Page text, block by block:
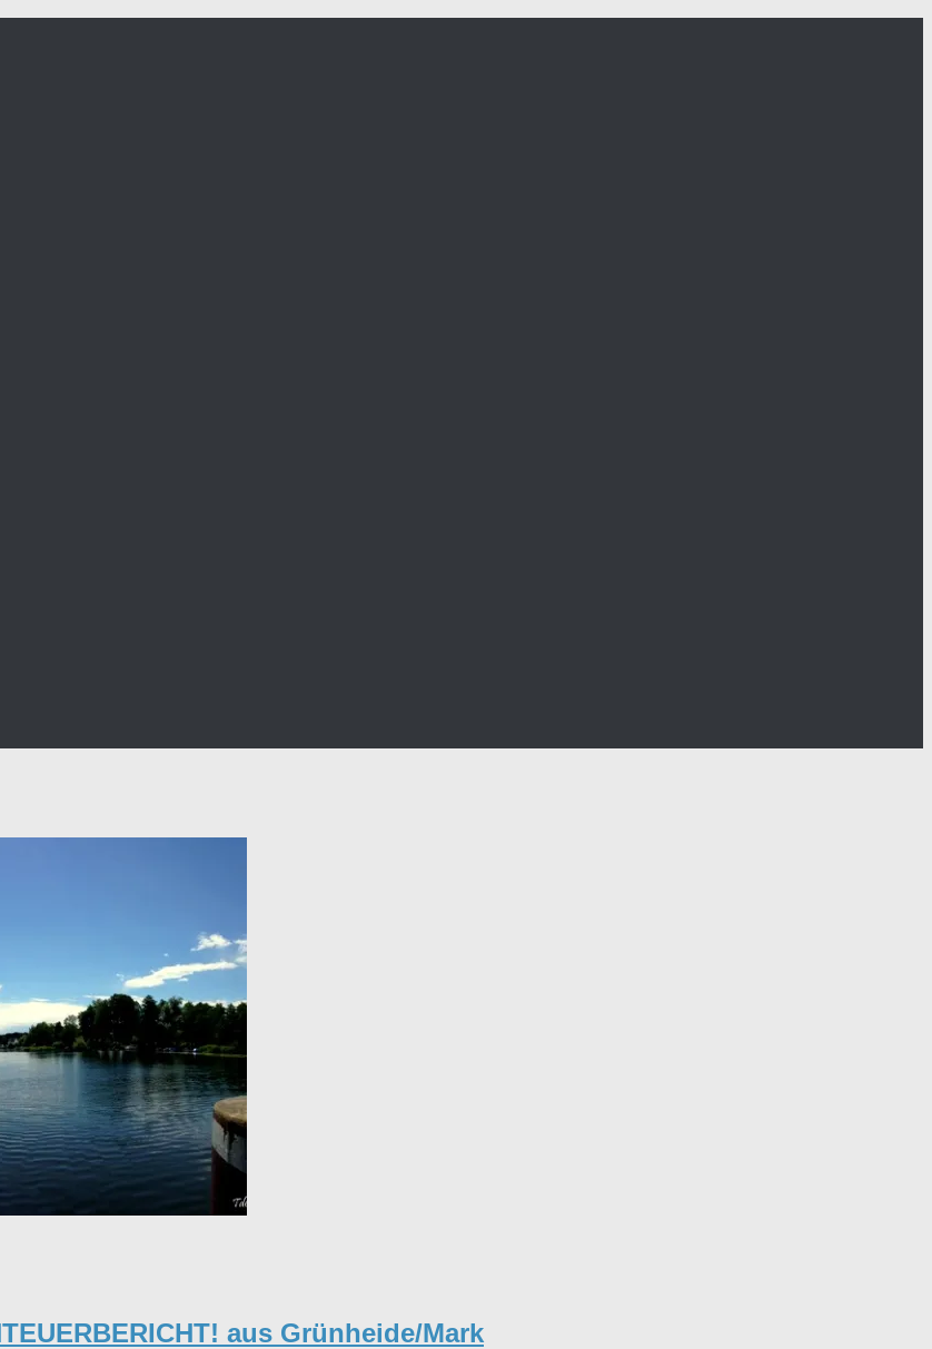
aus Grünheide/Mark